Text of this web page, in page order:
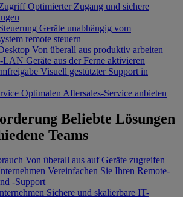
Optimierter Zugang und sichere
Geräte unabhängig vom
remote steuern
Von überall aus produktiv arbeiten
LAN Geräte aus der Ferne aktivieren
Visuell gestützter Support in
Optimalen Aftersales-Service anbieten
Beliebte Lösungen
Teams
Von überall aus auf Geräte zugreifen
Vereinfachen Sie Ihren Remote-
-Support
Sichere und skalierbare IT-